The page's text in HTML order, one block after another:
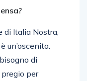
Italia Nostra,
un’oscenita.
di
per